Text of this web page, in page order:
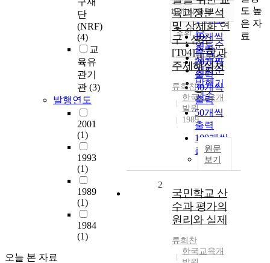
단
(NRF)
(4)
교
육유
관기
관 (3)
발행연도
2001
(1)
1993
(1)
1989
(1)
1984
(1)
오늘 본 자료
순
인기도
순
연도순
제목순
저자순
발행기
관순
내림차순
10개씩 출력
10개씩
출력
20개씩
출력
30개씩
출력
50개씩
출력
100개씩
출력
조회
육과정분석
및 상세화 연
구 : 산수
[T04]수학과
주제해설서
류희찬
한국교육개
발원
1989
원문
보기
2
국민학교 산
수과 평가의
원리와 실제
류희찬
한국교육개
도 높
은 자
료